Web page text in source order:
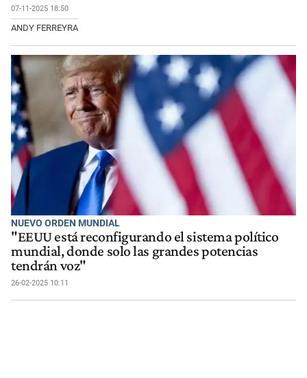
07-11-2025 18:50
ANDY FERREYRA
NUEVO ORDEN MUNDIAL
"EEUU está reconfigurando el sistema político
mundial, donde solo las grandes potencias
tendrán voz"
26-02-2025 10:11